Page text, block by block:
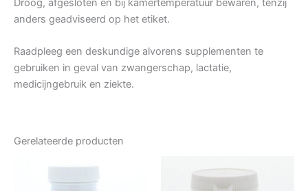
Droog, afgesloten en bij kamertemperatuur bewaren, tenzij
anders geadviseerd op het etiket.
Raadpleeg een deskundige alvorens supplementen te
gebruiken in geval van zwangerschap, lactatie,
medicijngebruik en ziekte.
Gerelateerde producten